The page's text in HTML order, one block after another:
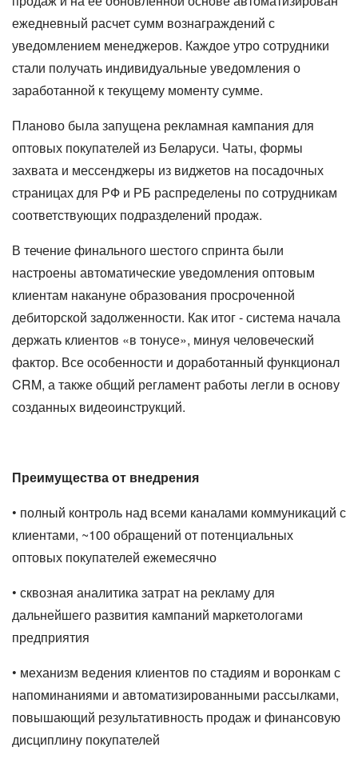
ежедневный расчет сумм вознаграждений с
уведомлением менеджеров. Каждое утро сотрудники
стали получать индивидуальные уведомления о
заработанной к текущему моменту сумме.
Планово была запущена рекламная кампания для
оптовых покупателей из Беларуси. Чаты, формы
захвата и мессенджеры из виджетов на посадочных
страницах для РФ и РБ распределены по сотрудникам
соответствующих подразделений продаж.
В течение финального шестого спринта были
настроены автоматические уведомления оптовым
клиентам накануне образования просроченной
дебиторской задолженности. Как итог - система начала
держать клиентов «в тонусе», минуя человеческий
фактор. Все особенности и доработанный функционал
CRM, а также общий регламент работы легли в основу
созданных видеоинструкций.
Преимущества от внедрения
• полный контроль над всеми каналами коммуникаций с
клиентами, ~100 обращений от потенциальных
оптовых покупателей ежемесячно
• сквозная аналитика затрат на рекламу для
дальнейшего развития кампаний маркетологами
предприятия
• механизм ведения клиентов по стадиям и воронкам с
напоминаниями и автоматизированными рассылками,
повышающий результативность продаж и финансовую
дисциплину покупателей